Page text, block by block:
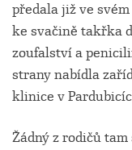
předala již ve
ke svačině takřka
zoufalství a
strany nabídla
klinice v
Žádný z rodičů